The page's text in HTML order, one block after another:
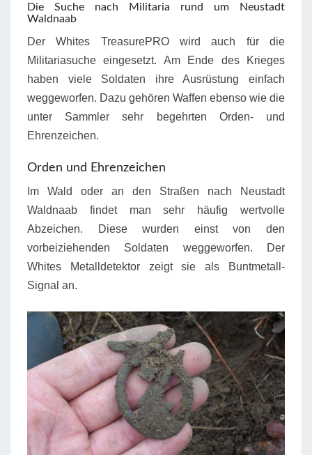
Die Suche nach Militaria rund um Neustadt
Waldnaab
Der Whites TreasurePRO wird auch für die
Militariasuche eingesetzt. Am Ende des Krieges
haben viele Soldaten ihre Ausrüstung einfach
weggeworfen. Dazu gehören Waffen ebenso wie die
unter Sammler sehr begehrten Orden- und
Ehrenzeichen.
Orden und Ehrenzeichen
Im Wald oder an den Straßen nach Neustadt
Waldnaab findet man sehr häufig wertvolle
Abzeichen. Diese wurden einst von den
vorbeiziehenden Soldaten weggeworfen. Der
Whites Metalldetektor zeigt sie als Buntmetall-
Signal an.